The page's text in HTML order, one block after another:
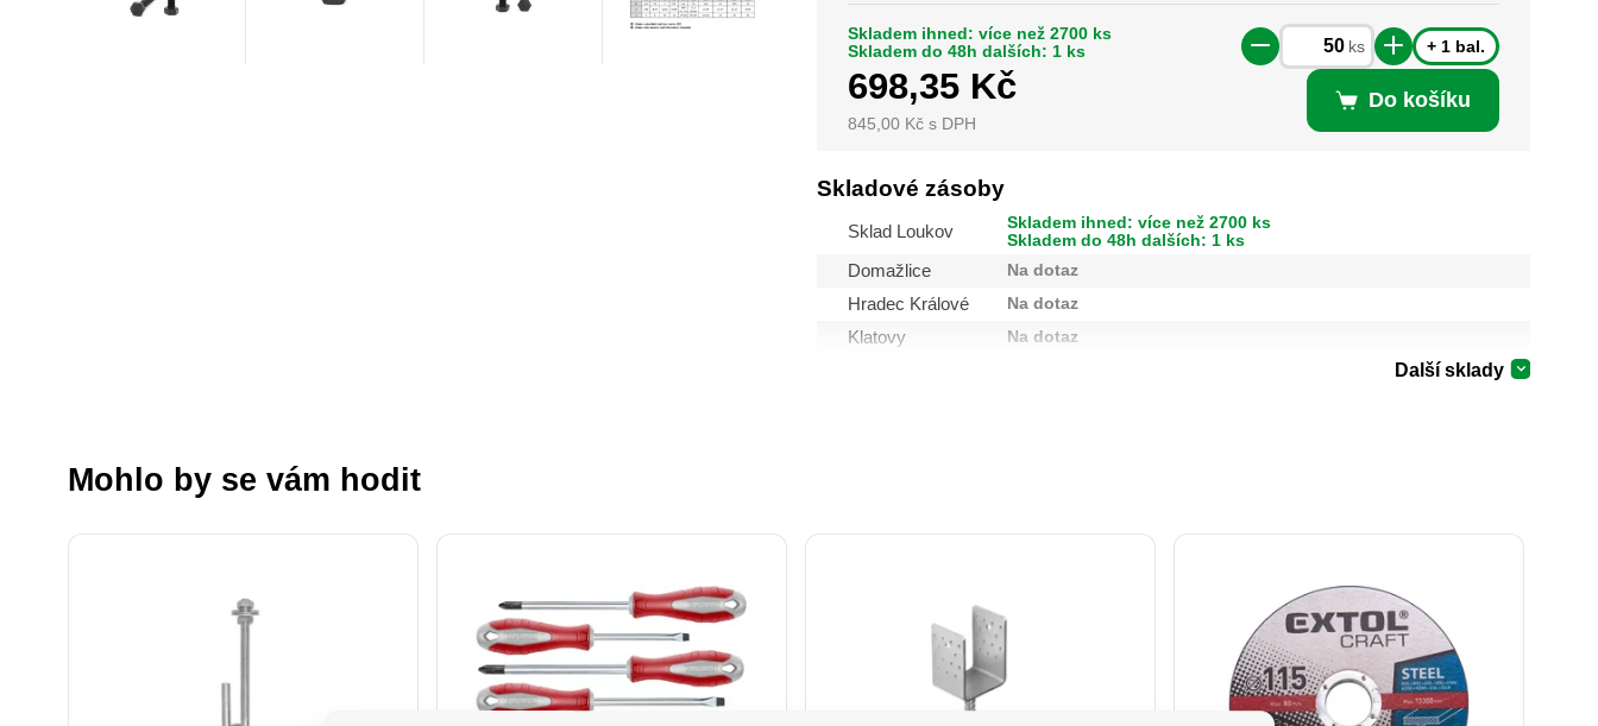
Skladem ihned: více než 2700 ks
Skladem do 48h dalších: 1 ks
698,35 Kč
845,00 Kčs DPH
ks + 1 bal.
Do košíku
Skladové zásoby
Sklad Loukov
Skladem ihned: více než 2700 ks
Skladem do 48h dalších: 1 ks
Domažlice
Na dotaz
Hradec Králové
Na dotaz
Klatovy
Na dotaz
Další sklady
Mohlo by se vám hodit